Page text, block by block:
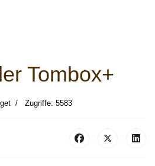
Tombox+
Zugriffe: 5583